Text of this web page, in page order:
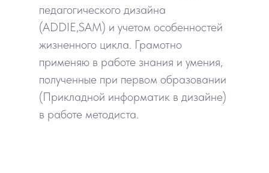
педагогического дизайна
(ADDIE,SAM) и учетом особенностей
жизненного цикла. Грамотно
применяю в работе знания и умения,
полученные при первом образовании
(Прикладной информатик в дизайне)
в работе методиста.